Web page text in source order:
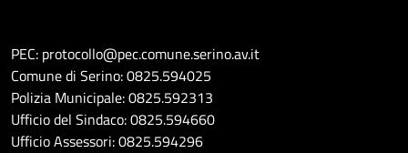
PEC: protocollo@pec.comune.serino.av.it
Comune di Serino: 0825.594025
Polizia Municipale: 0825.592313
Ufficio del Sindaco: 0825.594660
Ufficio Assessori: 0825.594296